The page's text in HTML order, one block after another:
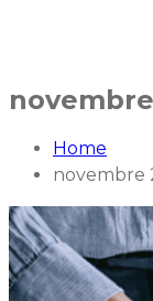
Home
novembre